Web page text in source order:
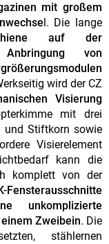
mit großem
l. Die lange
auf der
von
wird der CZ
Visierung
mit drei
und Stiftkorn sowie
Visierelement
kann die
komplett von der
Fensterausschnitte
unkomplizierte
Zweibein. Die
stählernen